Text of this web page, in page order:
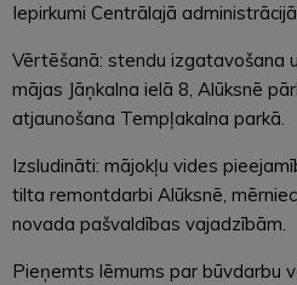
Iepirkumi Centrālajā
Vērtēšanā: stendu izgatavošana
mājas Jāņkalna ielā 8, Alūksnē
atjaunošana Tempļakalna parkā.
Izsludināti: mājokļu vides
tilta remontdarbi Alūksnē,
novada pašvaldības vajadzībām.
Pieņemts lēmums par būvdarbu